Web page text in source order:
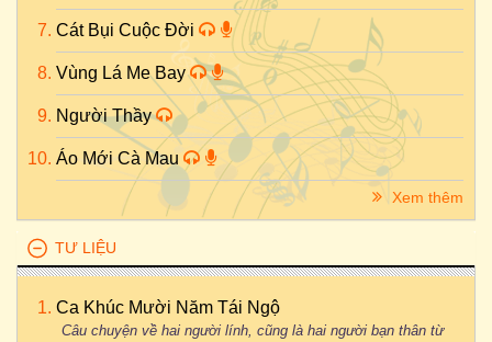
Cát Bụi Cuộc Đời
Vùng Lá Me Bay
Người Thầy
Áo Mới Cà Mau
Xem thêm
TƯ LIỆU
Ca Khúc Mười Năm Tái Ngộ
Câu chuyện về hai người lính, cũng là hai người bạn thân từ